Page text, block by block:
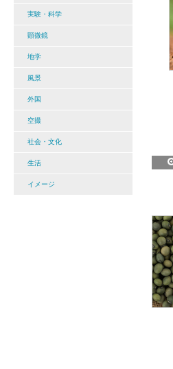
実験・科学
顕微鏡
地学
風景
外国
空撮
社会・文化
生活
イメージ